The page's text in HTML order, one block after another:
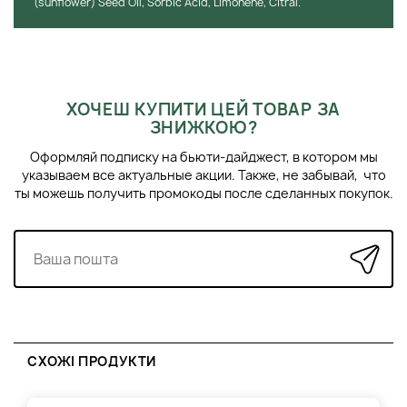
ХОЧЕШ КУПИТИ ЦЕЙ ТОВАР ЗА
ЗНИЖКОЮ?
Оформляй подписку на бьюти-дайджест, в котором мы
указываем все актуальные акции. Также, не забывай, что
ты можешь получить промокоды после сделанных покупок.
СХОЖІ ПРОДУКТИ